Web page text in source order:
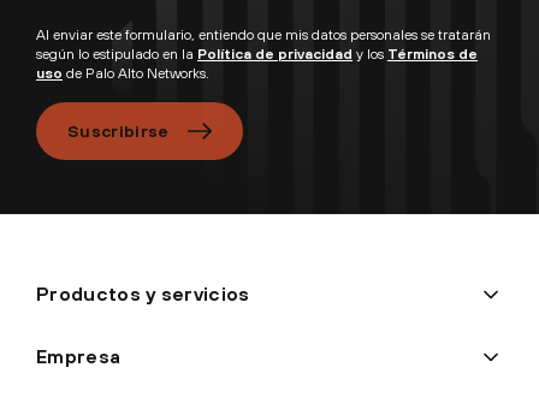
Al enviar este formulario, entiendo que mis datos personales se tratarán
según lo estipulado en la Política de privacidad y los Términos de
uso de Palo Alto Networks.
Suscribirse
Productos y servicios
Empresa